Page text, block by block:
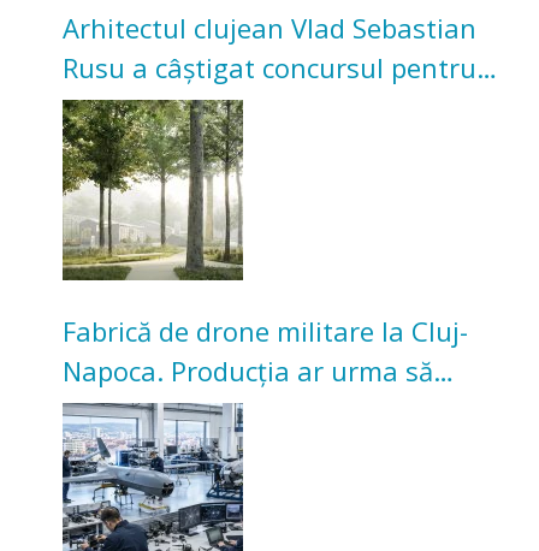
Arhitectul clujean Vlad Sebastian
Rusu a câștigat concursul pentru
transformarea Grădinii Casei
Universitarilor
Fabrică de drone militare la Cluj-
Napoca. Producția ar urma să
înceapă în toamna acestui an